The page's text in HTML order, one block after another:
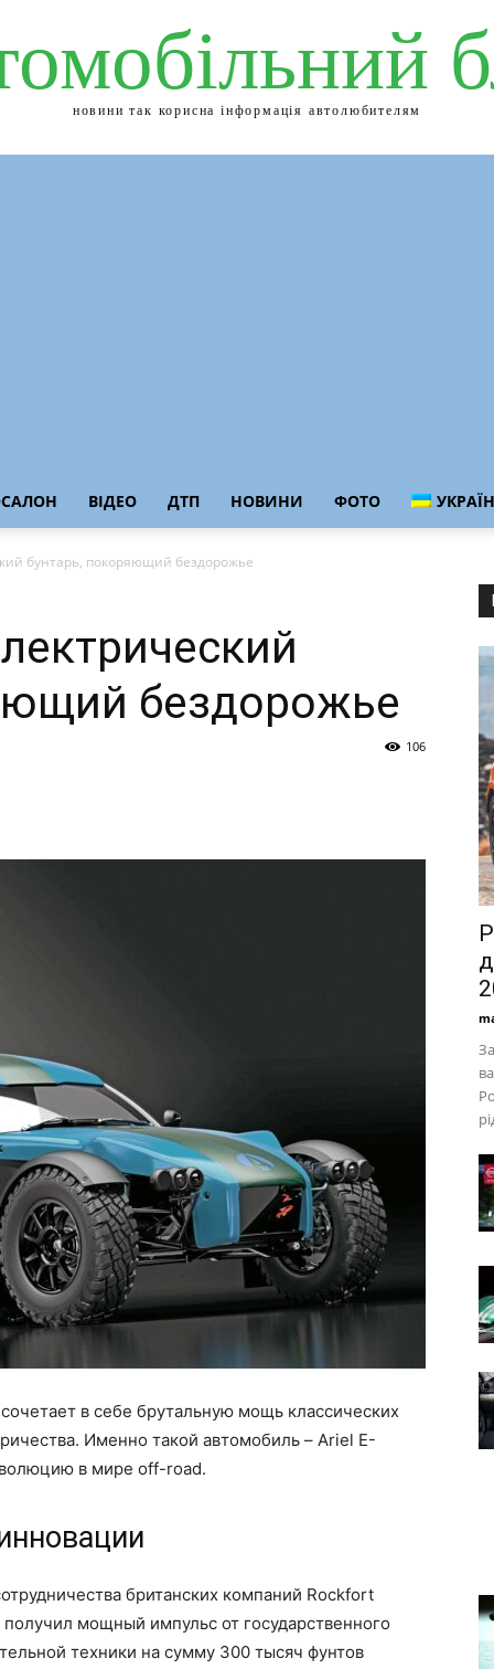
новини так корисна інформація автолюбителям
ВІДЕО ДТП НОВИНИ ФОТО
бунтарь, покоряющий бездорожье
бездорожье
106
в себе брутальную мощь классических
Именно такой автомобиль – Ariel E-
в мире off-road.
британских компаний Rockfort
мощный импульс от государственного
техники на сумму 300 тысяч фунтов